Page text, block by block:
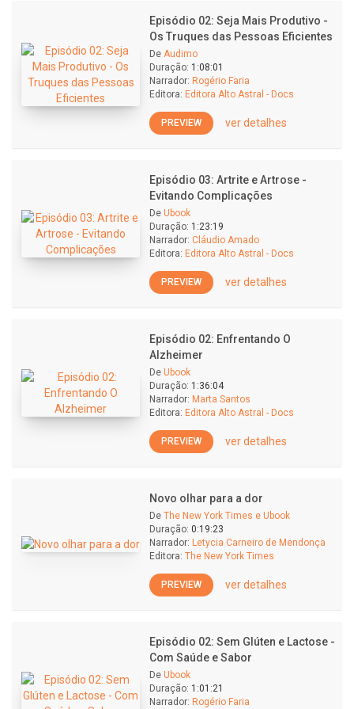
Episódio 02: Seja Mais Produtivo -
Os Truques das Pessoas Eficientes
De Audimo
Duração: 1:08:01
Narrador: Rogério Faria
Editora: Editora Alto Astral - Docs
PREVIEW ver detalhes
Episódio 03: Artrite e Artrose -
Evitando Complicações
De Ubook
Duração: 1:23:19
Narrador: Cláudio Amado
Editora: Editora Alto Astral - Docs
PREVIEW ver detalhes
Episódio 02: Enfrentando O
Alzheimer
De Ubook
Duração: 1:36:04
Narrador: Marta Santos
Editora: Editora Alto Astral - Docs
PREVIEW ver detalhes
Novo olhar para a dor
De The New York Times e Ubook
Duração: 0:19:23
Narrador: Letycia Carneiro de Mendonça
Editora: The New York Times
PREVIEW ver detalhes
Episódio 02: Sem Glúten e Lactose -
Com Saúde e Sabor
De Ubook
Duração: 1:01:21
Narrador: Rogério Faria